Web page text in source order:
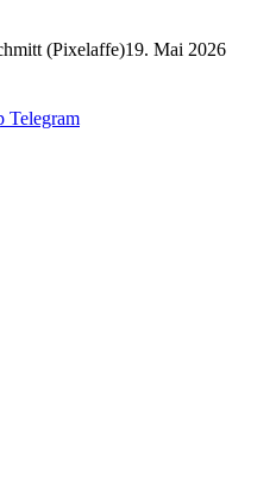
(Pixelaffe)19. Mai 2026
Telegram